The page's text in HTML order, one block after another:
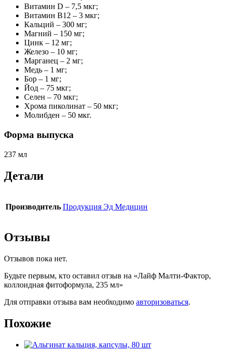
Витамин D – 7,5 мкг;
Витамин B12 – 3 мкг;
Кальций – 300 мг;
Магний – 150 мг;
Цинк – 12 мг;
Железо – 10 мг;
Марганец – 2 мг;
Медь – 1 мг;
Бор – 1 мг;
Йод – 75 мкг;
Селен – 70 мкг;
Хрома пиколинат – 50 мкг;
Молибден – 50 мкг.
Форма выпуска
237 мл
Детали
Производитель Продукция Эд Медицин
Отзывы
Отзывов пока нет.
Будьте первым, кто оставил отзыв на «Лайф Малти-Фактор,
коллоидная фитоформула, 235 мл»
Для отправки отзыва вам необходимо авторизоваться.
Похожие